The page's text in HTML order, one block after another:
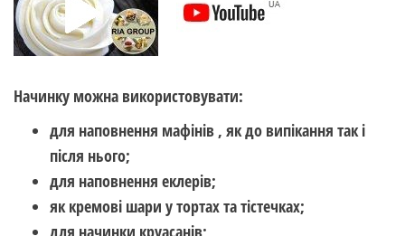
Начинку можна використовувати:
для наповнення мафінів , як до випікання так і
після нього;
для наповнення еклерів;
як кремові шари у тортах та тістечках;
для начинки круасанів;